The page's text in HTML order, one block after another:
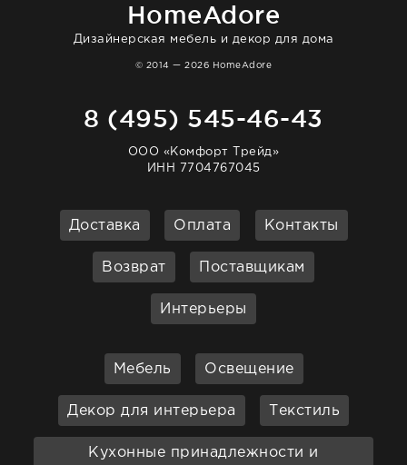
HomeAdore
Дизайнерская мебель и декор для дома
© 2014 — 2026 HomeAdore
8 (495) 545-46-43
ООО «Комфорт Трейд»
ИНН 7704767045
Доставка Оплата Контакты
Возврат Поставщикам
Интерьеры
Мебель Освещение
Декор для интерьера Текстиль
Кухонные принадлежности и